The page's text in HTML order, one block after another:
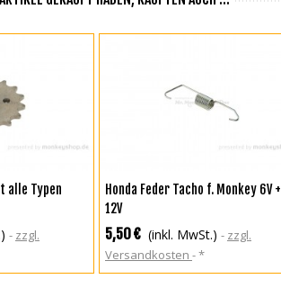
alle Typen
zzgl.
IN DEN WARENKORB
Honda Feder Tacho f. Monkey 6V +
12V
5,50 € (inkl. MwSt.)
zzgl.
Versandkosten
*